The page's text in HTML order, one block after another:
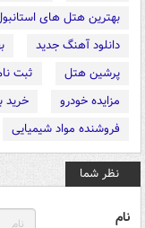
بهترین هتل های
دانلود آهنگ جدید
پرشین هتل
ثبت
مزایده خودرو
خرید
فروشنده مواد شیمیایی
نظر شما
نام